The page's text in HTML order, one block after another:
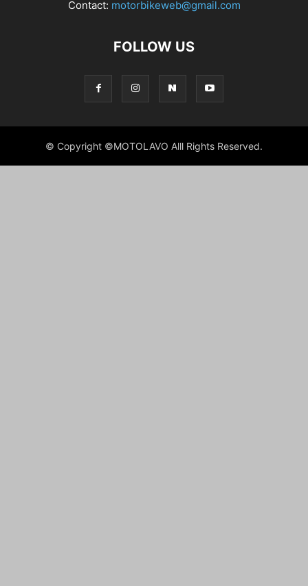
Contact: motorbikeweb@gmail.com
FOLLOW US
© Copyright ©MOTOLAVO Alll Rights Reserved.